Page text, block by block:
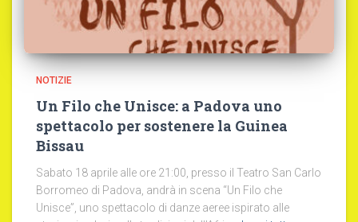
NOTIZIE
Un Filo che Unisce: a Padova uno
spettacolo per sostenere la Guinea
Bissau
Sabato 18 aprile alle ore 21:00, presso il Teatro San Carlo
Borromeo di Padova, andrà in scena “Un Filo che
Unisce”, uno spettacolo di danze aeree ispirato alle